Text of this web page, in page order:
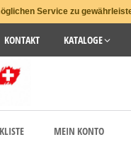
Service zu
KONTAKT KATALOGE
MEIN KONTO